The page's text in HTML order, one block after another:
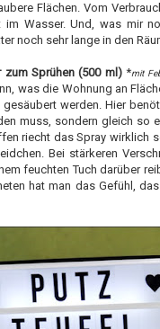
Flächen. Vom
im Wasser. Und, was mir
noch sehr lange in den
zum Sprühen (500 ml)*mit
was die Wohnung an
werden. Hier
muss, sondern gleich so
riecht das Spray wirklich
Bei stärkeren
feuchten Tuch darüber
hat man das Gefühl,